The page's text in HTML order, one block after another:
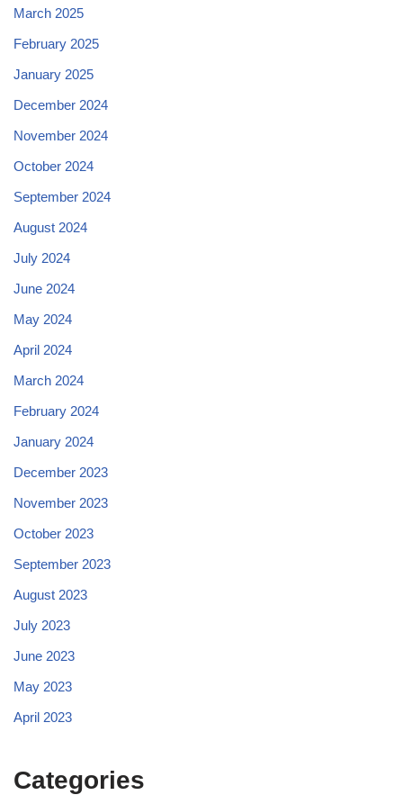
March 2025
February 2025
January 2025
December 2024
November 2024
October 2024
September 2024
August 2024
July 2024
June 2024
May 2024
April 2024
March 2024
February 2024
January 2024
December 2023
November 2023
October 2023
September 2023
August 2023
July 2023
June 2023
May 2023
April 2023
Categories